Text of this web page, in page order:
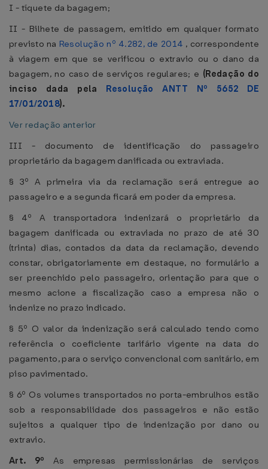
I - tíquete da bagagem;
II - Bilhete de passagem, emitido em qualquer formato
previsto na Resolução nº 4.282, de 2014 , correspondente
à viagem em que se verificou o extravio ou o dano da
bagagem, no caso de serviços regulares; e (Redação do
inciso dada pela Resolução ANTT Nº 5652 DE
17/01/2018).
Ver redação anterior
III - documento de identificação do passageiro
proprietário da bagagem danificada ou extraviada.
§ 3º A primeira via da reclamação será entregue ao
passageiro e a segunda ficará em poder da empresa.
§ 4º A transportadora indenizará o proprietário da
bagagem danificada ou extraviada no prazo de até 30
(trinta) dias, contados da data da reclamação, devendo
constar, obrigatoriamente em destaque, no formulário a
ser preenchido pelo passageiro, orientação para que o
mesmo acione a fiscalização caso a empresa não o
indenize no prazo indicado.
§ 5º O valor da indenização será calculado tendo como
referência o coeficiente tarifário vigente na data do
pagamento, para o serviço convencional com sanitário, em
piso pavimentado.
§ 6º Os volumes transportados no porta-embrulhos estão
sob a responsabilidade dos passageiros e não estão
sujeitos a qualquer tipo de indenização por dano ou
extravio.
Art. 9º As empresas permissionárias de serviços